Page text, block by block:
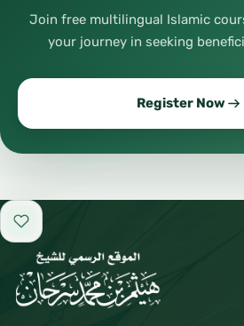
Join free multilingual Islamic
your journey in seeking
Register Now
Add to favorites